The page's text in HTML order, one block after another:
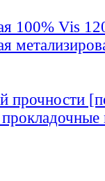
100% Vis
прочности